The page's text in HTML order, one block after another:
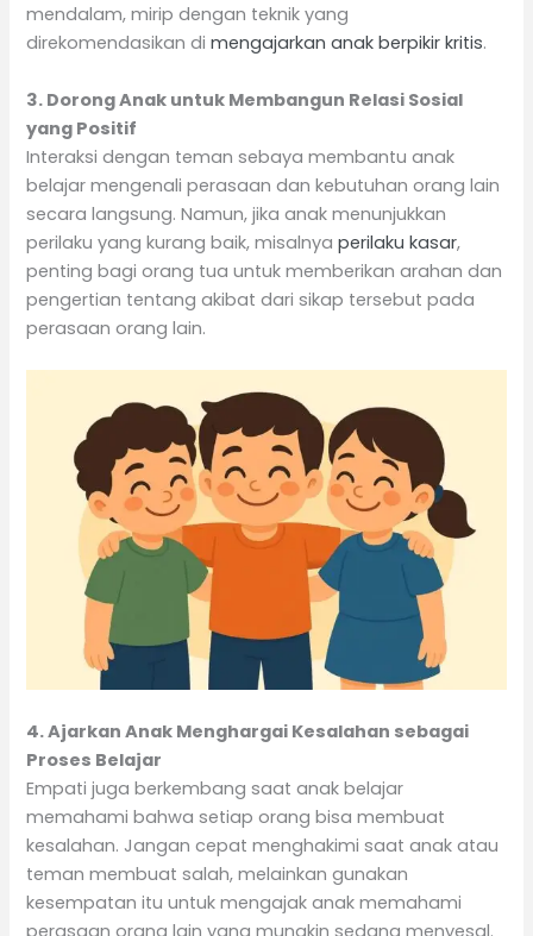
mendalam, mirip dengan teknik yang
direkomendasikan dimengajarkan anak berpikir kritis.
3. Dorong Anak untuk Membangun Relasi Sosial
yang Positif
Interaksi dengan teman sebaya membantu anak
belajar mengenali perasaan dan kebutuhan orang lain
secara langsung. Namun, jika anak menunjukkan
perilaku yang kurang baik, misalnyaperilaku kasar,
penting bagi orang tua untuk memberikan arahan dan
pengertian tentang akibat dari sikap tersebut pada
perasaan orang lain.
4. Ajarkan Anak Menghargai Kesalahan sebagai
Proses Belajar
Empati juga berkembang saat anak belajar
memahami bahwa setiap orang bisa membuat
kesalahan. Jangan cepat menghakimi saat anak atau
teman membuat salah, melainkan gunakan
kesempatan itu untuk mengajak anak memahami